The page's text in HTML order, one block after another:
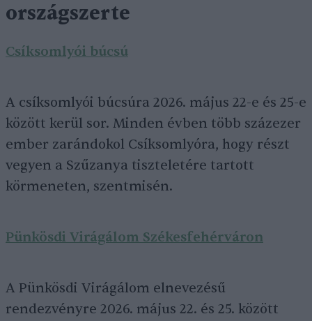
országszerte
Csíksomlyói búcsú
A csíksomlyói búcsúra 2026. május 22-e és 25-e
között kerül sor. Minden évben több százezer
ember zarándokol Csíksomlyóra, hogy részt
vegyen a Szűzanya tiszteletére tartott
körmeneten, szentmisén.
Pünkösdi Virágálom Székesfehérváron
A Pünkösdi Virágálom elnevezésű
rendezvényre 2026. május 22. és 25. között